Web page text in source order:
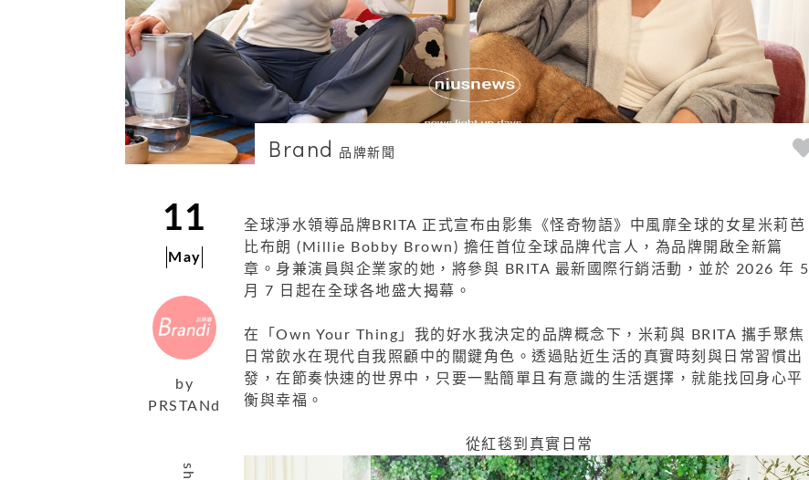
Brand 品牌新聞
11
May
by
PRSTANd
全球淨水領導品牌BRITA 正式宣布由影集《怪奇物語》中風靡全球的女星米莉芭
比布朗 (Millie Bobby Brown) 擔任首位全球品牌代言人，為品牌開啟全新篇
章。身兼演員與企業家的她，將參與 BRITA 最新國際行銷活動，並於 2026 年 5
月 7 日起在全球各地盛大揭幕。
在「Own Your Thing」我的好水我決定的品牌概念下，米莉與 BRITA 攜手聚焦
日常飲水在現代自我照顧中的關鍵角色。透過貼近生活的真實時刻與日常習慣出
發，在節奏快速的世界中，只要一點簡單且有意識的生活選擇，就能找回身心平
衡與幸福。
從紅毯到真實日常